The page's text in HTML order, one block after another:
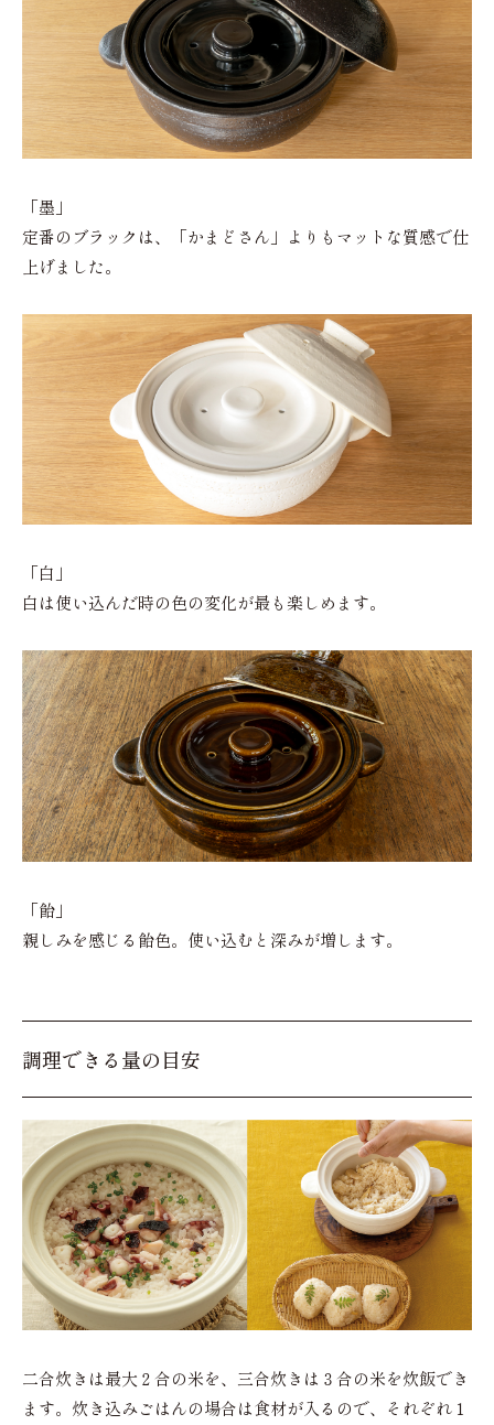
「墨」
定番のブラックは、「かまどさん」よりもマットな質感で仕
上げました。
「白」
白は使い込んだ時の色の変化が最も楽しめます。
「飴」
親しみを感じる飴色。使い込むと深みが増します。
調理できる量の目安
二合炊きは最大２合の米を、三合炊きは３合の米を炊飯でき
ます。炊き込みごはんの場合は食材が入るので、それぞれ１